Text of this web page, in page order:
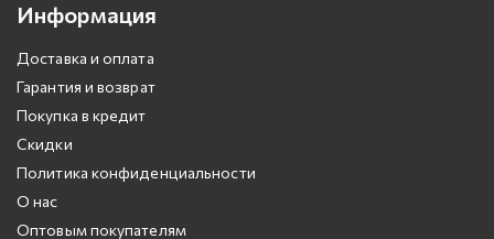
Информация
Доставка и оплата
Гарантия и возврат
Покупка в кредит
Скидки
Политика конфиденциальности
О нас
Оптовым покупателям